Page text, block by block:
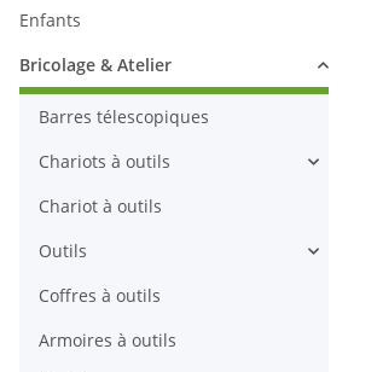
Enfants
Bricolage & Atelier
Barres télescopiques
Chariots à outils
Chariot à outils
Outils
Coffres à outils
Armoires à outils